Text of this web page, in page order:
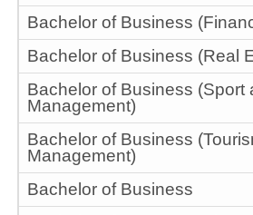
Bachelor of Business
Bachelor of Business (Real
Bachelor of Business (Sport
Management)
Bachelor of Business
Management)
Bachelor of Business